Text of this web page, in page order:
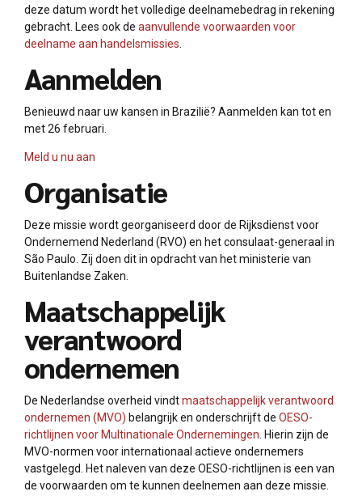
deze datum wordt het volledige deelnamebedrag in rekening
gebracht. Lees ook de aanvullende voorwaarden voor
deelname aan handelsmissies
Aanmelden
Benieuwd naar uw kansen in Brazilië? Aanmelden kan tot en
met 26 februari.
Meld u nu aan
Organisatie
Deze missie wordt georganiseerd door de Rijksdienst voor
Ondernemend Nederland (RVO) en het consulaat-generaal in
São Paulo. Zij doen dit in opdracht van het ministerie van
Buitenlandse Zaken.
Maatschappelijk
verantwoord
ondernemen
De Nederlandse overheid vindtmaatschappelijk verantwoord
ondernemen (MVO) belangrijk en onderschrijft de OESO-
richtlijnen voor Multinationale Ondernemingen . Hierin zijn de
MVO-normen voor internationaal actieve ondernemers
vastgelegd. Het naleven van deze OESO-richtlijnen is een van
de voorwaarden om te kunnen deelnemen aan deze missie.